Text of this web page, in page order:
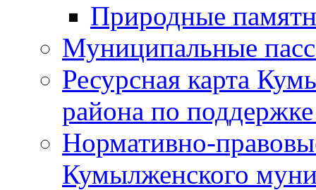
Природные
Муниципальные
Ресурсная карта
района по
Нормативно-
Кумылженского